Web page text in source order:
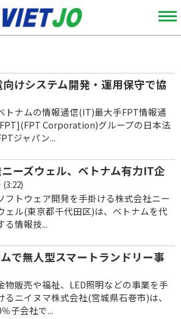
けシステム開発・運用保守で協
トナムの情報通信(IT)最大手FPT情報通
Corporation)グループの日本法
ジャパン...
ーズウェル、ベトナム有力IT企
(3:22)
フトウェア開発を手掛ける株式会社ニー
ェル(東京都千代田区)は、ベトナムを代
る情報技...
で無人型スマートランドリー事
物販売や福祉、LED照明などの事業を手
るニイヌマ株式会社(宮城県石巻市)は、
子会社で...